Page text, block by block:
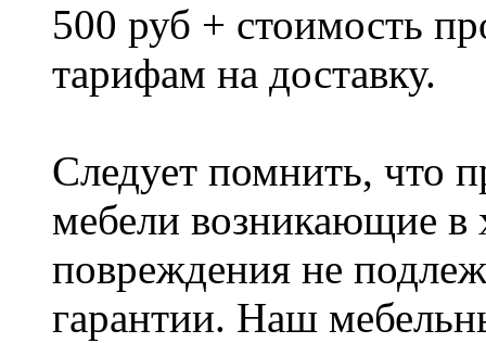
500 руб + стоимость
тарифам на доставку.
Следует помнить, что
мебели возникающие в
повреждения не
гарантии. Наш